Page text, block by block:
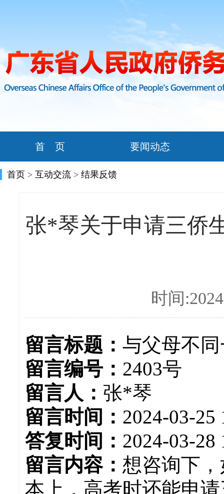
首 页 要闻动态
首页 > 互动交流 > 结果反馈
张*琴关于申请三侨
时间
留言标题： 与父母不
留言编号： 2403号
留言人： 张*琴
留言时间： 2024-03-25
答复时间： 2024-03-28
留言内容： 想咨询下
本上，高考时还能申